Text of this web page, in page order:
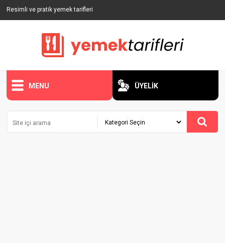
Resimli ve pratik yemek tarifleri
MENU ÜYELİK